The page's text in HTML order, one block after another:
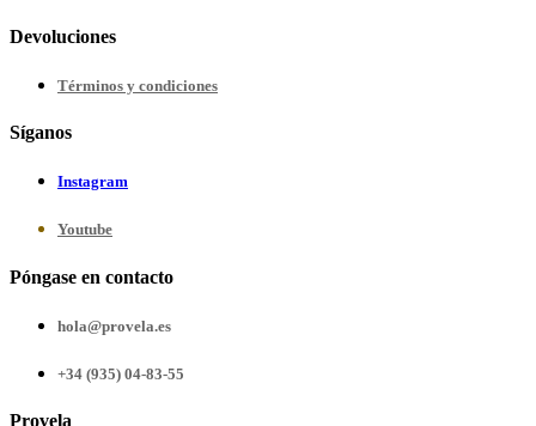
Devoluciones
Términos y condiciones
Síganos
Instagram
Youtube
Póngase en contacto
hola@provela.es
+34 (935) 04-83-55
Provela